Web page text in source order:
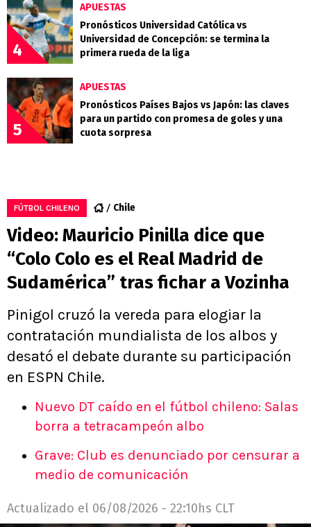
4
APUESTAS
Pronósticos Universidad Católica vs
Universidad de Concepción: se termina la
primera rueda de la liga
5
APUESTAS
Pronósticos Países Bajos vs Japón: las claves
para un partido con promesa de goles y una
cuota sorpresa
FÚTBOL CHILENO Chile
Video: Mauricio Pinilla dice que
“Colo Colo es el Real Madrid de
Sudamérica” tras fichar a Vozinha
Pinigol cruzó la vereda para elogiar la
contratación mundialista de los albos y
desató el debate durante su participación
en ESPN Chile.
Nuevo DT caído en el fútbol chileno: Salas
borra a tetracampeón albo
Grave: Club es denunciado por censurar a
medio de comunicación
Actualizado el 06/08/2026 - 22:10hs CLT